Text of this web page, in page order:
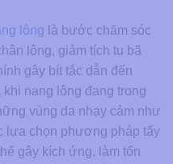
lông là bước chăm sóc
lông, giảm tích tụ bã
gây bít tắc dẫn đến
nang lông đang trong
vùng da nhạy cảm như
lựa chọn phương pháp tẩy
gây kích ứng, làm tổn